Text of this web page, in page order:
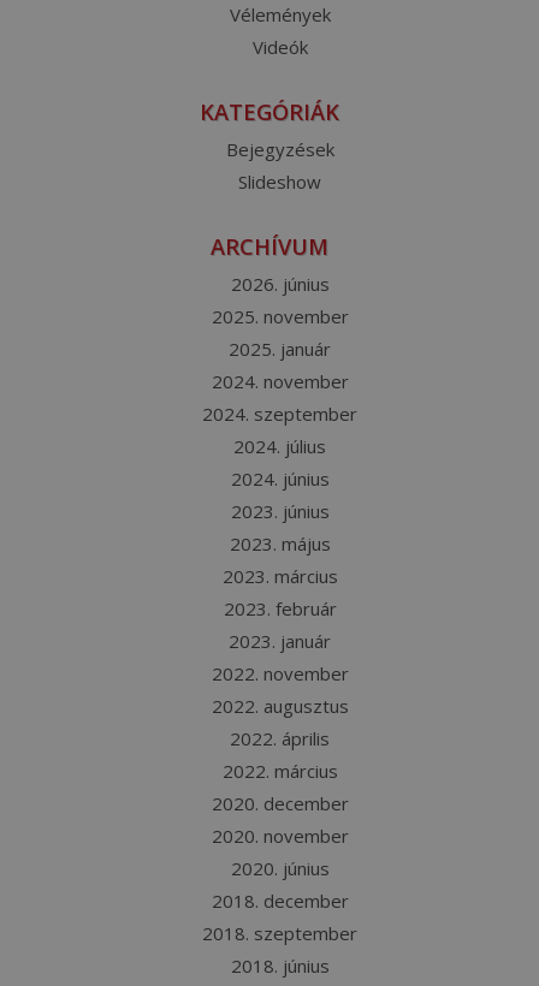
Vélemények
Videók
KATEGÓRIÁK
Bejegyzések
Slideshow
ARCHÍVUM
2026. június
2025. november
2025. január
2024. november
2024. szeptember
2024. július
2024. június
2023. június
2023. május
2023. március
2023. február
2023. január
2022. november
2022. augusztus
2022. április
2022. március
2020. december
2020. november
2020. június
2018. december
2018. szeptember
2018. június